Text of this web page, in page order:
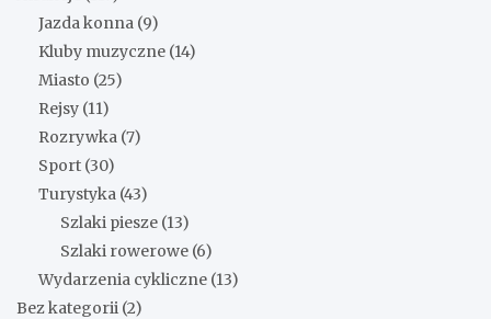
Jazda konna (9)
Kluby muzyczne (14)
Miasto (25)
Rejsy (11)
Rozrywka (7)
Sport (30)
Turystyka (43)
Szlaki piesze (13)
Szlaki rowerowe (6)
Wydarzenia cykliczne (13)
Bez kategorii (2)